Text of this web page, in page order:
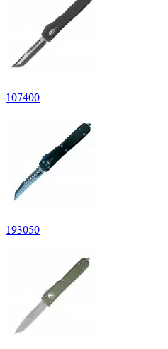
107400
193050